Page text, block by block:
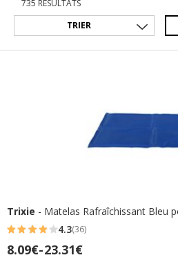
735 RÉSULTATS
Trixie - Matelas Rafraîchissant Bleu
4.3
étoiles
4.3(36)
Prix
8.09€-23.31€